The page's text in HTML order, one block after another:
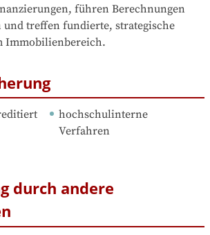
führen Berechnungen
und treffen fundierte, strategische
Immobilienbereich.
hochschulinterne
Verfahren
durch andere